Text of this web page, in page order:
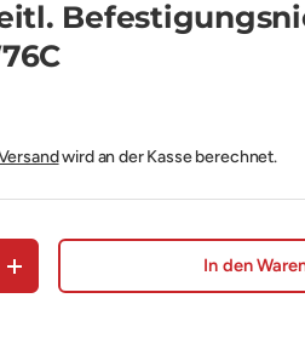
wird an der Kasse berechnet.
Menge erhöhen In den